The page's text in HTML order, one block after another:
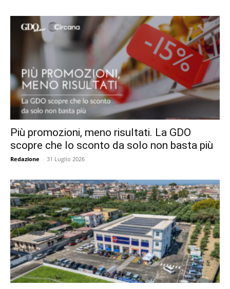
Più promozioni, meno risultati. La GDO
scopre che lo sconto da solo non basta più
Redazione - 31 Luglio 2026